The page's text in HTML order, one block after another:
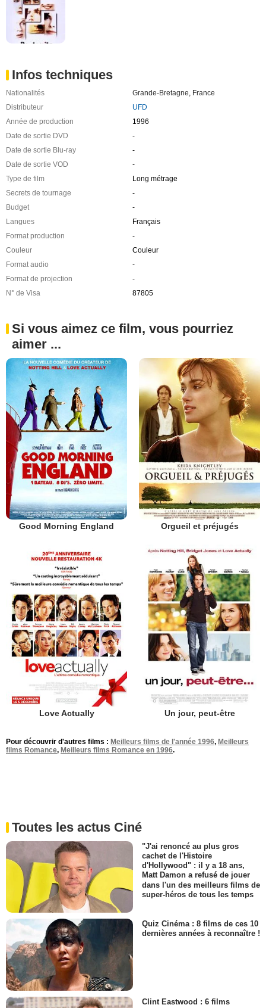
Infos techniques
Nationalités Grande-Bretagne France
Distributeur
UFD
Année de production
1996
Date de sortie DVD
-
Date de sortie Blu-ray
-
Date de sortie VOD
-
Type de film
Long métrage
Secrets de tournage
-
Budget
-
Langues
Français
Format production
-
Couleur
Couleur
Format audio
-
Format de projection
-
N° de Visa
87805
Si vous aimez ce film, vous pourriez
aimer ...
Good Morning England Orgueil et préjugés
Love Actually Un jour, peut-être
Pour découvrir d'autres films : Meilleurs films de l'année 1996, Meilleurs
films Romance, Meilleurs films Romance en 1996.
Toutes les actus Ciné
"J'ai renoncé au plus gros
cachet de l'Histoire
d'Hollywood" : il y a 18 ans,
Matt Damon a refusé de jouer
dans l'un des meilleurs films de
super-héros de tous les temps
Quiz Cinéma : 8 films de ces 10
dernières années à reconnaître !
Clint Eastwood : 6 films